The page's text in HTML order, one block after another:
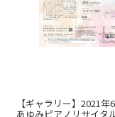
【ギャラリー】2021
あゆみピアノリサイタ